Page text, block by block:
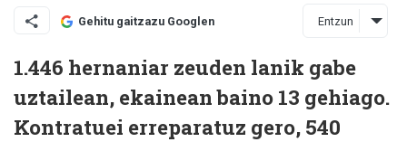
Gehitu gaitzazu Googlen Entzun
1.446 hernaniar zeuden lanik gabe
uztailean, ekainean baino 13 gehiago.
Kontratuei erreparatuz gero, 540